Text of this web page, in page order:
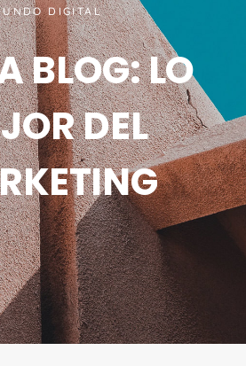
DIGITAL
BLOG: LO
DEL